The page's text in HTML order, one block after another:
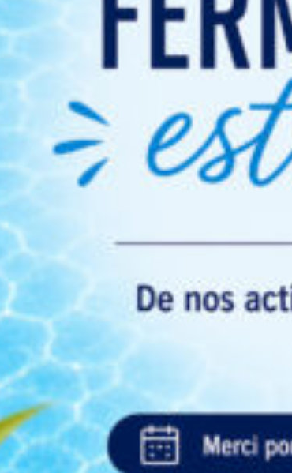
Bonnet + Lunette Bouteille d’eau
Conditions
Inscriptions

Ouvert 6 jours sur 7 de 9h30 à
les vacances scolaires.